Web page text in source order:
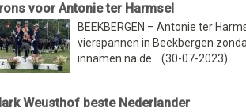
voor Antonie ter Harmsel
BEEKBERGEN – Antonie ter
vierspannen in Beekbergen
innamen na de... (30-07-2023)
Weusthof beste Nederlander